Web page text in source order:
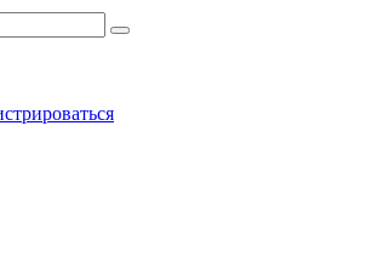
Поиск